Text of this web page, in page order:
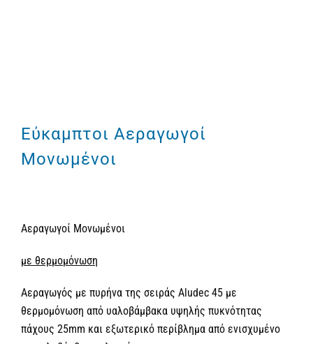
Εύκαμπτοι Αεραγωγοί
Μονωμένοι
Αεραγωγοί Μονωμένοι
με θερμομόνωση
Αεραγωγός με πυρήνα της σειράς Aludec 45 με
θερμομόνωση από υαλοβάμβακα υψηλής πυκνότητας
πάχους 25mm και εξωτερικό περίβλημα από ενισχυμένο